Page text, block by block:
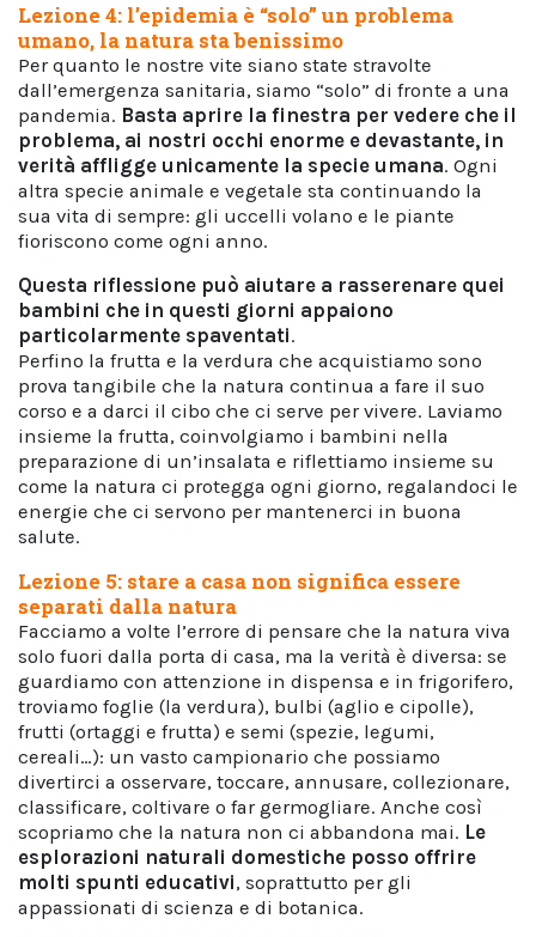
Lezione 4: l’epidemia è “solo” un problema
umano, la natura sta benissimo
Per quanto le nostre vite siano state stravolte
dall’emergenza sanitaria, siamo “solo” di fronte a una
pandemia. Basta aprire la finestra per vedere che il
problema, ai nostri occhi enorme e devastante, in
verità affligge unicamente la specie umana. Ogni
altra specie animale e vegetale sta continuando la
sua vita di sempre: gli uccelli volano e le piante
fioriscono come ogni anno.
Questa riflessione può aiutare a rasserenare quei
bambini che in questi giorni appaiono
particolarmente spaventati.
Perfino la frutta e la verdura che acquistiamo sono
prova tangibile che la natura continua a fare il suo
corso e a darci il cibo che ci serve per vivere. Laviamo
insieme la frutta, coinvolgiamo i bambini nella
preparazione di un’insalata e riflettiamo insieme su
come la natura ci protegga ogni giorno, regalandoci le
energie che ci servono per mantenerci in buona
salute.
Lezione 5: stare a casa non significa essere
separati dalla natura
Facciamo a volte l’errore di pensare che la natura viva
solo fuori dalla porta di casa, ma la verità è diversa: se
guardiamo con attenzione in dispensa e in frigorifero,
troviamo foglie (la verdura), bulbi (aglio e cipolle),
frutti (ortaggi e frutta) e semi (spezie, legumi,
cereali…): un vasto campionario che possiamo
divertirci a osservare, toccare, annusare, collezionare,
classificare, coltivare o far germogliare. Anche così
scopriamo che la natura non ci abbandona mai. Le
esplorazioni naturali domestiche posso offrire
molti spunti educativi, soprattutto per gli
appassionati di scienza e di botanica.